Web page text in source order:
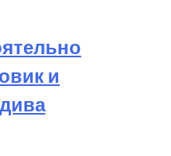
и